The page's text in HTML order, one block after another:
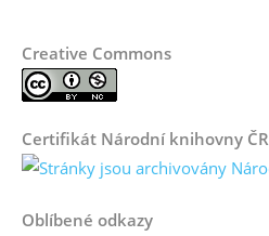
Creative Commons
Certifikát Národní knihovny ČR
Oblíbené odkazy